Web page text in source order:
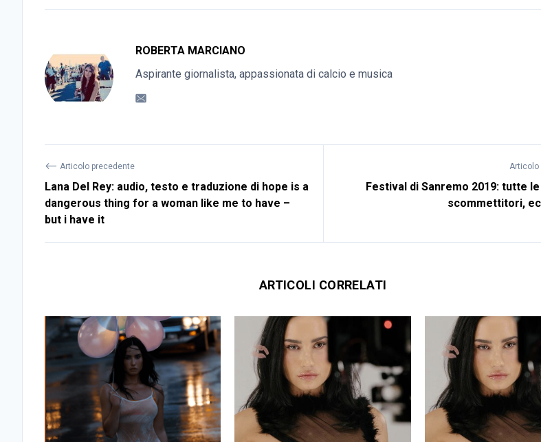
ROBERTA MARCIANO
Aspirante giornalista, appassionata di calcio e musica
⟵ Articolo precedente
Lana Del Rey: audio, testo e traduzione di ​hope is a
dangerous thing for a woman like me to have –
but i have it
Festival di Sanremo 2019: tutte
scommettitori,
ARTICOLI CORRELATI